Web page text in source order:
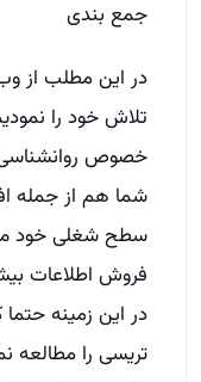
جمع بندی
در این مطلب از
تلاش خود را
خصوص
شما هم از جمله
سطح شغلی خود
فروش اطلاعات
در این زمینه
تریسی را مطالعه